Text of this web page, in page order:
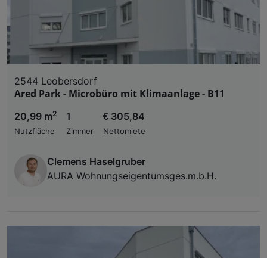
2544 Leobersdorf
Ared Park - Microbüro mit Klimaanlage - B11
20,99 m2
Nutzfläche
1
Zimmer
€ 305,84
Nettomiete
Clemens Haselgruber
AURA Wohnungseigentumsges.m.b.H.